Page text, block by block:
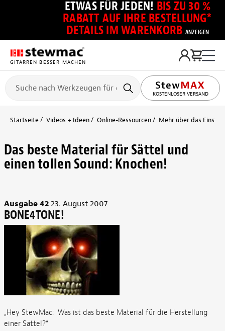
ETWAS FÜR JEDEN! BIS ZU 30 %
RABATT AUF IHRE BESTELLUNG*
DETAILS IM WARENKORB ANZEIGEN
GITARREN BESSER MACHEN
KOSTENLOSER VERSAND
Startseite Videos + Ideen Online-Ressourcen Mehr über das
Das beste Material für Sättel und
einen tollen Sound: Knochen!
Ausgabe 4223. August 2007
BONE4TONE!
„Hey StewMac: Was ist das beste Material für die Herstellung
einer Sattel?“